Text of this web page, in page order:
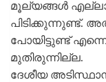
മൂല്യങ്ങള്‍ എല്ലാ
പിടിക്കുന്നുണ്ട്.
പോയിട്ടുണ്ട്
മുതിരുന്നില്ല.
ദേശീയ